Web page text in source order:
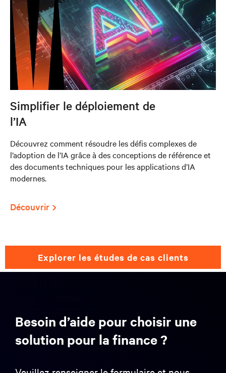
Simplifier le déploiement de
l’IA
Découvrez comment résoudre les défis complexes de
l’adoption de l’IA grâce à des conceptions de référence et
des documents techniques pour les applications d’IA
modernes.
Découvrir
explorer les études de cas clients
Besoin d’aide pour choisir une
solution pour la finance ?